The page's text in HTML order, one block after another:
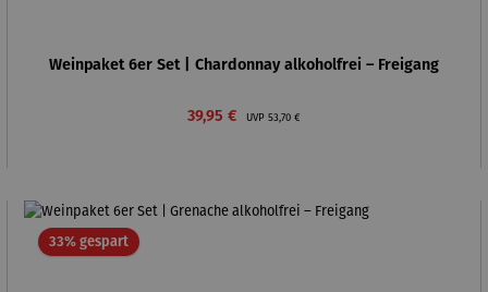
Weinpaket 6er Set | Chardonnay alkoholfrei – Freigang
Verkaufspreis:
39,95 € UVP Regulärer Preis:
53,70 €
33% gespartRabatt